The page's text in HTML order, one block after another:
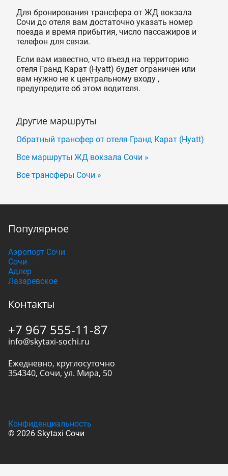
Для бронирования трансфера от ЖД вокзала
Сочи до отеля вам достаточно указать номер
поезда и время прибытия, число пассажиров и
телефон для связи.
Если вам известно, что въезд на территорию
отеля Гранд Карат (Hyatt) будет ограничен или
вам нужно не к центральному входу ,
предупредите об этом водителя.
Другие маршруты
Обратный трансфер от отеля Гранд Карат (Hyatt)
Все маршруты ЖД вокзала Сочи »
Все трансферы Сочи »
Популярное
Аэропорт Сочи
Сочи
Адлер
Лазаревское
Контакты
+7 967 555-11-87
info@skytaxi-sochi.ru
Ежедневно, круглосуточно
354340, Сочи, ул. Мира, 50
© 2026 Skytaxi Сочи
Конфиденциальность